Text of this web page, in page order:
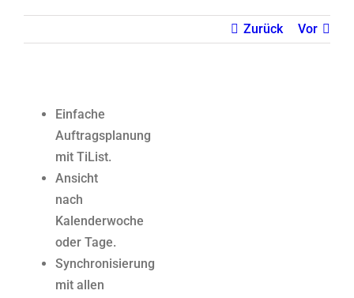
Zurück Vor
Einfache
Auftragsplanung
mit TiList.
Ansicht
nach
Kalenderwoche
oder Tage.
Synchronisierung
mit allen